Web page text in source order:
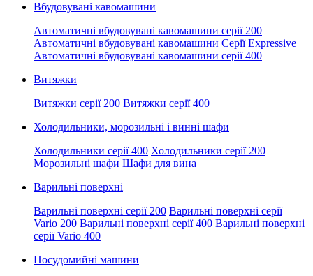
Вбудовувані кавомашини
Автоматичні вбудовувані кавомашини серії 200
Автоматичні вбудовувані кавомашини Серії Expressive
Автоматичні вбудовувані кавомашини серії 400
Витяжки
Витяжки серії 200 Витяжки серії 400
Холодильники, морозильні і винні шафи
Холодильники серії 400 Холодильники серії 200
Морозильні шафи Шафи для вина
Варильні поверхні
Варильні поверхні серії 200 Варильні поверхні серії
Vario 200 Варильні поверхні серії 400 Варильні поверхні
серії Vario 400
Посудомийні машини